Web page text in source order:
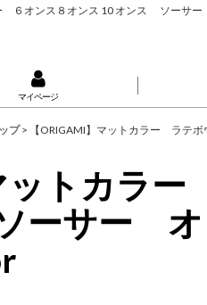
ー ６オンス８オンス 10 オンス ソー
マイページ
プ> 【ORIGAMI】マットカラー ラ
ットカラ
ーサー